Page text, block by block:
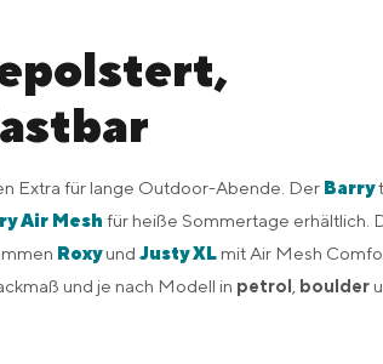
Extra für lange Outdoor-Abende. Der Barry
Air Mesh für heiße Sommertage erhältlich.
Roxyund Justy XL mit Air Mesh
und je nach Modell in petrol boulder